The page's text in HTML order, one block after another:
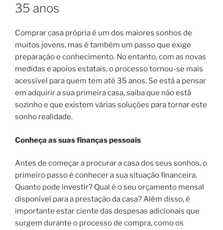
35 anos
Comprar casa própria é um dos maiores sonhos de
muitos jovens, mas é também um passo que exige
preparação e conhecimento. No entanto, com as novas
medidas e apoios estatais, o processo tornou-se mais
acessível para quem tem até 35 anos. Se está a pensar
em adquirir a sua primeira casa, saiba que não está
sozinho e que existem várias soluções para tornar este
sonho realidade.
Conheça as suas finanças pessoais
Antes de começar a procurar a casa dos seus sonhos, o
primeiro passo é conhecer a sua situação financeira.
Quanto pode investir? Qual é o seu orçamento mensal
disponível para a prestação da casa? Além disso, é
importante estar ciente das despesas adicionais que
surgem durante o processo de compra, como os